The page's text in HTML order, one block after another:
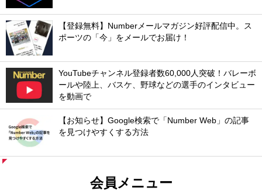
【登録無料】Numberメールマガジン好評配信中。ス
ポーツの「今」をメールでお届け！
YouTubeチャンネル登録者数60,000人突破！バレーボ
ールや陸上、バスケ、野球などの選手のインタビュー
を動画で
【お知らせ】Google検索で「Number Web」の記事
を見つけやすくする方法
会員メニュー